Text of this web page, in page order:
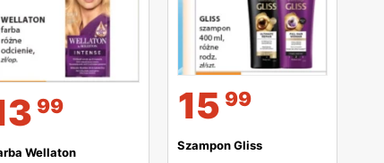
99
Wellaton
15 99
Szampon Gliss